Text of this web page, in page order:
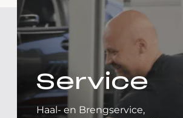
Service
Haal- en Brengservice,